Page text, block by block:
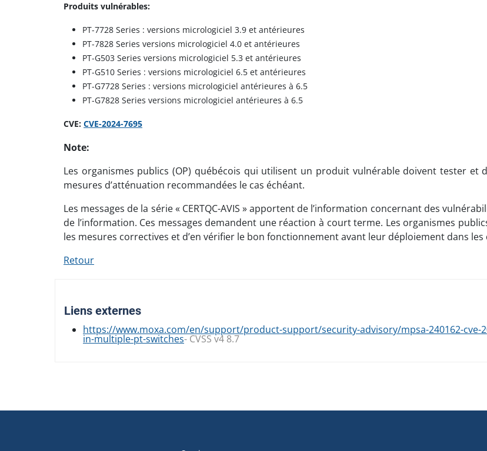
Produits vulnérables:
PT-7728 Series : versions micrologiciel 3.9 et antérieures
PT-7828 Series versions micrologiciel 4.0 et antérieures
PT-G503 Series versions micrologiciel 5.3 et antérieures
PT-G510 Series : versions micrologiciel 6.5 et antérieures
PT-G7728 Series : versions micrologiciel antérieures à 6.5
PT-G7828 Series versions micrologiciel antérieures à 6.5
CVE: CVE-2024-7695
Note:
Les organismes publics (OP) québécois qui utilisent un produit vulnérable doivent tester et
mesures d’atténuation recommandées le cas échéant.
Les messages de la série « CERTQC-AVIS » apportent de l’information concernant des
de l’information. Ces messages demandent une réaction à court terme. Les organismes
les mesures correctives et d’en vérifier le bon fonctionnement avant leur déploiement dans
Retour
Liens externes
https://www.moxa.com/en/support/product-support/security-advisory/mpsa-240162-
in-multiple-pt-switches- CVSS v4 8.7